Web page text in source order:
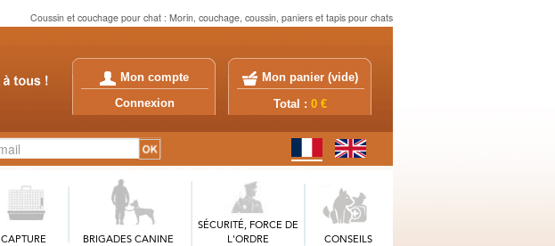
Coussin et couchage pour chat : Morin, couchage, coussin, paniers et tapis pour chats
Mon compte
Connexion
Mon panier (vide)
Total : 0 €
CAPTURE BRIGADES CANINE
SÉCURITÉ, FORCE DE
L'ORDRE
CONSEILS